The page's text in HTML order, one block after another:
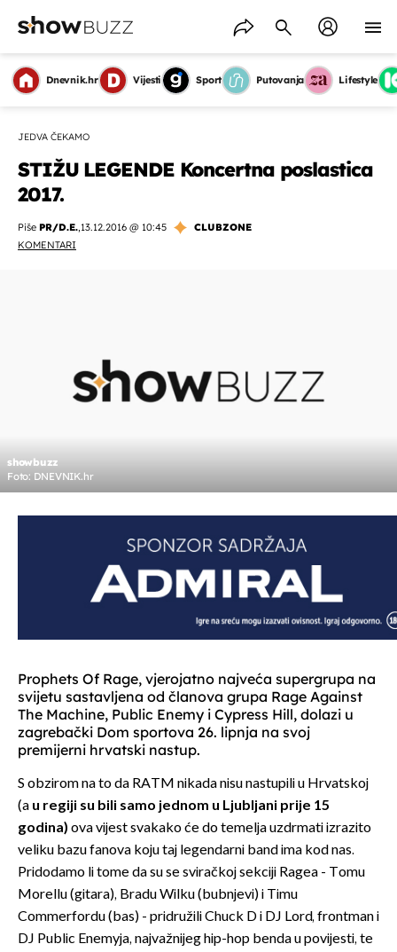
Dnevnik.hr Vijesti Sport Putovanja Lifestyle
JEDVA ČEKAMO
STIŽU LEGENDE Koncertna poslastica
2017.
Piše PR/D.E.,13.12.2016 @ 10:45
CLUBZONE
KOMENTARI
showbuzz
Foto: DNEVNIK.hr
Prophets Of Rage, vjerojatno najveća supergrupa na
svijetu sastavljena od članova grupa Rage Against
The Machine, Public Enemy i Cypress Hill, dolazi u
zagrebački Dom sportova 26. lipnja na svoj
premijerni hrvatski nastup.
S obzirom na to da RATM nikada nisu nastupili u Hrvatskoj
(a u regiji su bili samo jednom u Ljubljani prije 15
godina) ova vijest svakako će do temelja uzdrmati izrazito
veliku bazu fanova koju taj legendarni band ima kod nas.
Pridodamo li tome da su se sviračkoj sekciji Ragea - Tomu
Morellu (gitara), Bradu Wilku (bubnjevi) i Timu
Commerfordu (bas) - pridružili Chuck D i DJ Lord, frontman i
DJ Public Enemyja, najvažnijeg hip-hop benda u povijesti, te